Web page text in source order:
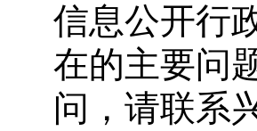
信息公开行
在的主要问
问，请联系